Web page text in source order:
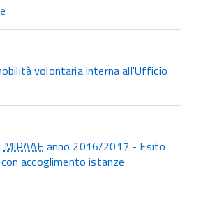
volontaria interna all'Ufficio
MIPAAF anno 2016/2017 - Esito
accoglimento istanze